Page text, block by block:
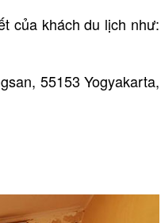
của khách du lịch như:
55153 Yogyakarta,